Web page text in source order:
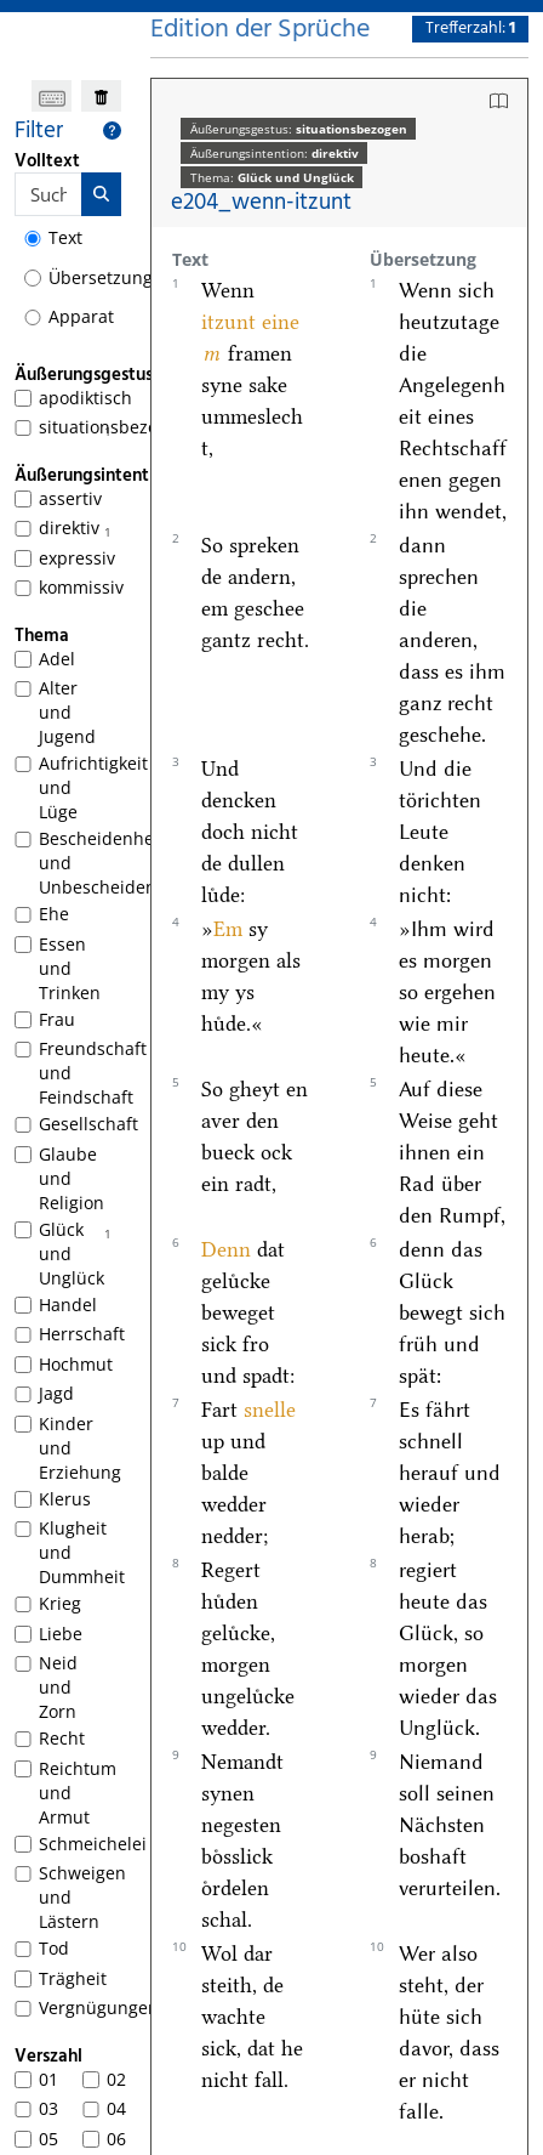
Filter
Volltext
Text
Übersetzung
Apparat
Äußerungsgestus
apodiktisch
1
situationsbezogen
Äußerungsintention
assertiv
1
direktiv
expressiv
kommissiv
Thema
Adel
Alter
und
Jugend
Aufrichtigkeit
und
Lüge
Bescheidenheit
und
Unbescheidenheit
Ehe
Essen
und
Trinken
Frau
Freundschaft
und
Feindschaft
Gesellschaft
Glaube
und
Religion
1
Glück
und
Unglück
Handel
Herrschaft
Hochmut
Jagd
Kinder
und
Erziehung
Klerus
Klugheit
und
Dummheit
Krieg
Liebe
Neid
und
Zorn
Recht
Reichtum
und
Armut
Schmeichelei
Schweigen
und
Lästern
Tod
Trägheit
Vergnügungen
Verszahl
01
02
03
04
05
06
Edition der Sprüche Trefferzahl:1
Äußerungsgestus: situationsbezogen
Äußerungsintention: direktiv
Thema: Glück und Unglück
e204_wenn-itzunt
Text Übersetzung
1
Wenn
itzunt eine
m framen
syne sake
ummeslech
t,
1
Wenn sich
heutzutage
die
Angelegenh
eit eines
Rechtschaff
enen gegen
ihn wendet,
2
So spreken
de andern,
em geschee
gantz recht.
2
dann
sprechen
die
anderen,
dass es ihm
ganz recht
geschehe.
3
Und
dencken
doch nicht
de dullen
luͤde:
3
Und die
törichten
Leute
denken
nicht:
4 »Em sy
morgen als
my ys
huͤde.«
4
»Ihm wird
es morgen
so ergehen
wie mir
heute.«
5
So gheyt en
aver den
bueck ock
ein radt,
5
Auf diese
Weise geht
ihnen ein
Rad über
den Rumpf,
6 Denn dat
geluͤcke
beweget
sick fro
und spadt:
6
denn das
Glück
bewegt sich
früh und
spät:
7 Fart snelle
up und
balde
wedder
nedder;
7
Es fährt
schnell
herauf und
wieder
herab;
8
Regert
huͤden
geluͤcke,
morgen
ungeluͤcke
wedder.
8
regiert
heute das
Glück, so
morgen
wieder das
Unglück.
9
Nemandt
synen
negesten
boͤsslick
oͤrdelen
schal.
9
Niemand
soll seinen
Nächsten
boshaft
verurteilen.
10
Wol dar
steith, de
wachte
sick, dat he
nicht fall.
10
Wer also
steht, der
hüte sich
davor, dass
er nicht
falle.